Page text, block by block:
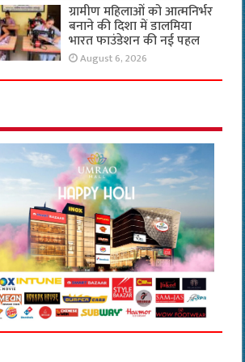
ग्रामीण महिलाओं को आत्मनिर्भर
बनाने की दिशा में डालमिया
भारत फाउंडेशन की नई पहल
August 6, 2026